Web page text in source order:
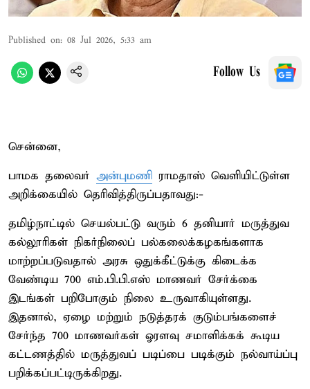
Published on: 08 Jul 2026, 5:33 am
Follow Us
சென்னை,
பாமக தலைவர் அன்புமணி ராமதாஸ் வெளியிட்டுள்ள
அறிக்கையில் தெரிவித்திருப்பதாவது:-
தமிழ்நாட்டில் செயல்பட்டு வரும் 6 தனியார் மருத்துவ
கல்லூரிகள் நிகர்நிலைப் பல்கலைக்கழகங்களாக
மாற்றப்படுவதால் அரசு ஒதுக்கீட்டுக்கு கிடைக்க
வேண்டிய 700 எம்.பி.பி.எஸ் மாணவர் சேர்க்கை
இடங்கள் பறிபோகும் நிலை உருவாகியுள்ளது.
இதனால், ஏழை மற்றும் நடுத்தரக் குடும்பங்களைச்
சேர்ந்த 700 மாணவர்கள் ஓரளவு சமாளிக்கக் கூடிய
கட்டணத்தில் மருத்துவப் படிப்பை படிக்கும் நல்வாய்ப்பு
பறிக்கப்பட்டிருக்கிறது.